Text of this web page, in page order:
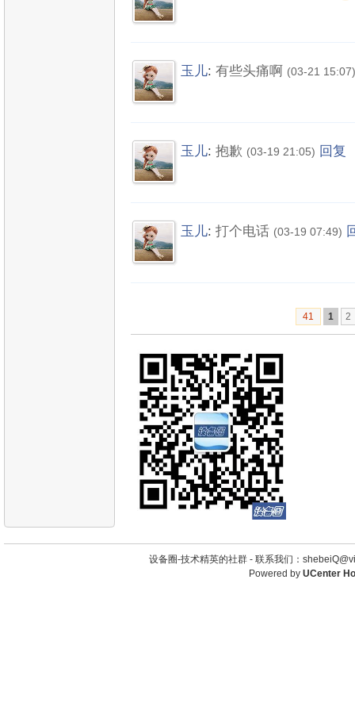
玉儿: 有些头痛啊 (03-21 15:07)
玉儿: 抱歉 (03-19 21:05) 回复
玉儿: 打个电话 (03-19 07:49)
41 1 2
设备圈-技术精英的社群 - 联系我们：
Powered by UCenter